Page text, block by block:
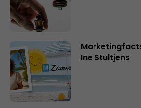
Ine Stultjens